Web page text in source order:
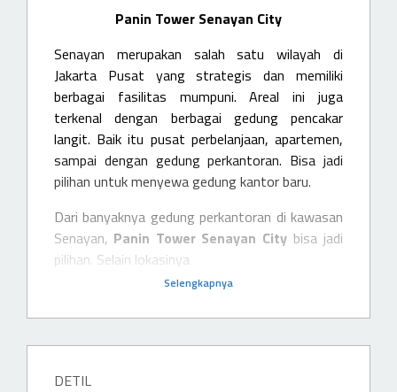
Panin Tower Senayan City
Senayan merupakan salah satu wilayah di
Jakarta Pusat yang strategis dan memiliki
berbagai fasilitas mumpuni. Areal ini juga
terkenal dengan berbagai gedung pencakar
langit. Baik itu pusat perbelanjaan, apartemen,
sampai dengan gedung perkantoran. Bisa jadi
pilihan untuk menyewa gedung kantor baru.
Dari banyaknya gedung perkantoran di kawasan
Senayan, Panin Tower Senayan City bisa jadi
pilihan. Selain lokasinya
Selengkapnya
DETIL